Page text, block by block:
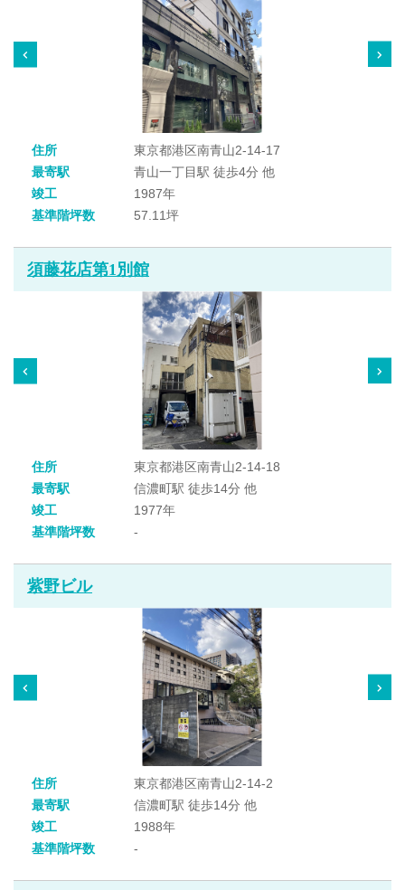
住所
東京都港区南青山2-14-17
最寄駅
青山一丁目駅 徒歩4分 他
竣工
1987年
基準階坪数
57.11坪
須藤花店第1別館
住所
東京都港区南青山2-14-18
最寄駅
信濃町駅 徒歩14分 他
竣工
1977年
基準階坪数
-
紫野ビル
住所
東京都港区南青山2-14-2
最寄駅
信濃町駅 徒歩14分 他
竣工
1988年
基準階坪数
-